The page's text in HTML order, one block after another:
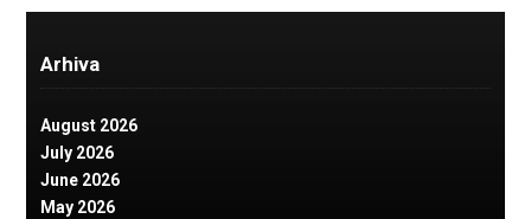
Arhiva
August 2026
July 2026
June 2026
May 2026